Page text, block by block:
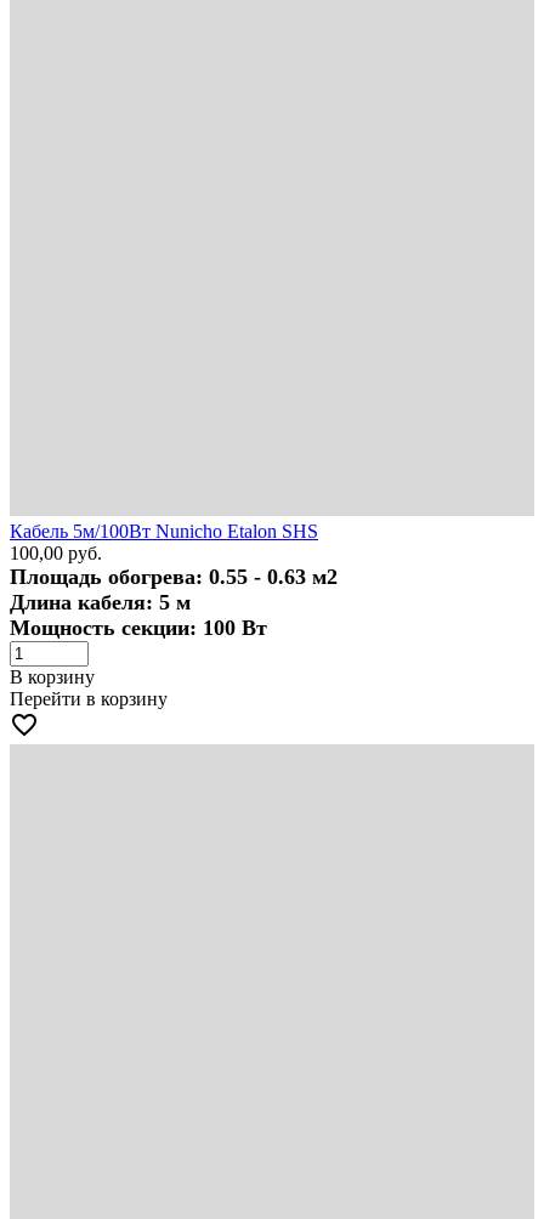
Кабель 5м/100Вт Nunicho Etalon SHS
100,00 руб.
Площадь обогрева: 0.55 - 0.63 м2
Длина кабеля: 5 м
Мощность секции: 100 Вт
В корзину
Перейти в корзину
favorite_border